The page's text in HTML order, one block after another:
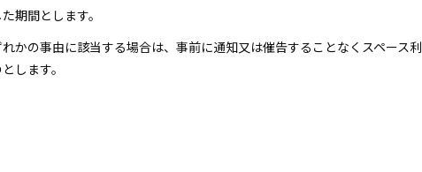
期間とします。
かの事由に該当する場合は、事前に通知又は催告することなくスペース利
します。